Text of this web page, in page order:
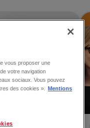
vous proposer une
votre navigation
sociaux. Vous pouvez
des cookies ».
Mentions